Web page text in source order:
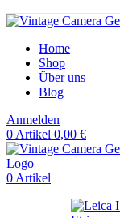
Home
Shop
Über uns
Blog
Anmelden
0 Artikel 0,00 €
0 Artikel